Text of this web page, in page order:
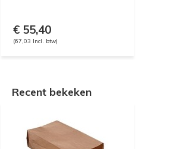
€ 55,40
(67,03 Incl. btw)
Recent bekeken